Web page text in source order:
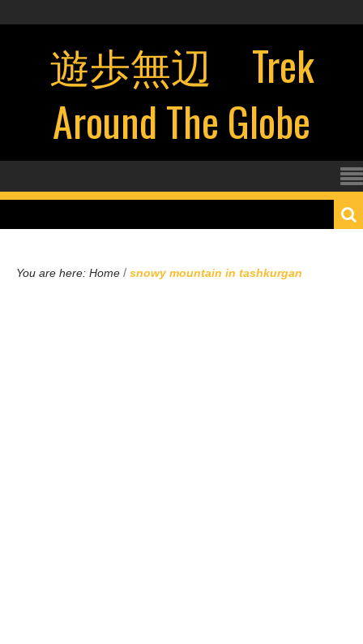
遊歩無辺 Trek
Around The Globe
You are here: Home / snowy mountain in tashkurgan